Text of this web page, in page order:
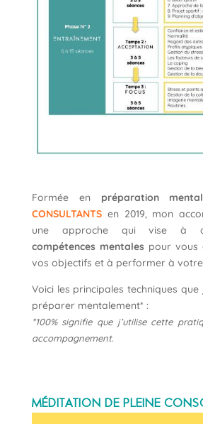
Formée en préparation
CONSULTANTSen 2019, mon
une approche qui vise à
compétences mentalespour vous
vos objectifs et à performer à votre
Voici les principales techniques que
préparer mentalement* :
*100% signifie que j’utilise cette
accompagnement.
MédiTation de pleine